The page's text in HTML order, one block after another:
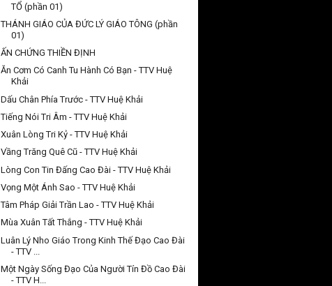
TỔ (phần 01)
THÁNH GIÁO CỦA ĐỨC LÝ GIÁO TÔNG (phần
01)
ẤN CHỨNG THIỀN ĐỊNH
Ăn Cơm Có Canh Tu Hành Có Bạn - TTV Huệ
Khải
Dấu Chân Phía Trước - TTV Huệ Khải
Tiếng Nói Tri Âm - TTV Huệ Khải
Xuân Lòng Tri Kỷ - TTV Huệ Khải
Vầng Trăng Quê Cũ - TTV Huệ Khải
Lòng Con Tin Đấng Cao Đài - TTV Huệ Khải
Vọng Một Ánh Sao - TTV Huệ Khải
Tâm Pháp Giải Trần Lao - TTV Huệ Khải
Mùa Xuân Tất Thắng - TTV Huệ Khải
Luân Lý Nho Giáo Trong Kinh Thế Đạo Cao Đài
- TTV ...
Một Ngày Sống Đạo Của Người Tín Đồ Cao Đài
- TTV H...